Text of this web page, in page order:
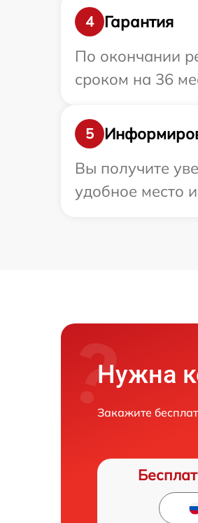
4
Гарантия
По окончании
сроком на 36
5
Вы получите
удобное место
Нужна
Закажите